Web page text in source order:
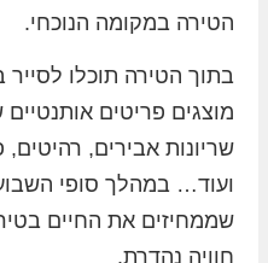
הטירה במקומה הנוכחי.
בתוך הטירה תוכלו
מוצגים פריטים אותנטיים
שריונות אבירים, רהיטים,
ועוד… במהלך סופי
שממחיזים את החיים
חוויה נהדרת.